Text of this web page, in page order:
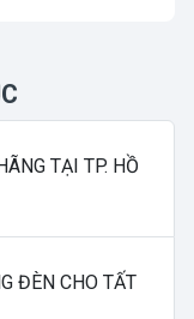
TẠI TP. HỒ
ĐÈN CHO TẤT